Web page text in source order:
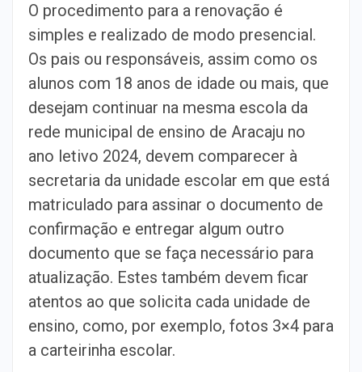
O procedimento para a renovação é
simples e realizado de modo presencial.
Os pais ou responsáveis, assim como os
alunos com 18 anos de idade ou mais, que
desejam continuar na mesma escola da
rede municipal de ensino de Aracaju no
ano letivo 2024, devem comparecer à
secretaria da unidade escolar em que está
matriculado para assinar o documento de
confirmação e entregar algum outro
documento que se faça necessário para
atualização. Estes também devem ficar
atentos ao que solicita cada unidade de
ensino, como, por exemplo, fotos 3×4 para
a carteirinha escolar.